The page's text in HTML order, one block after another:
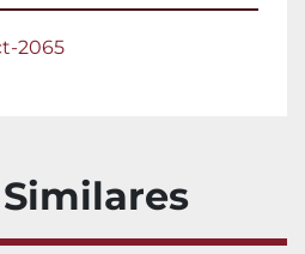
2065
Similares